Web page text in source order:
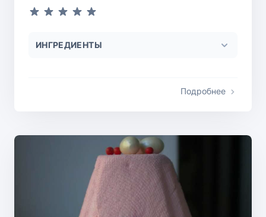
ИНГРЕДИЕНТЫ
Подробнее